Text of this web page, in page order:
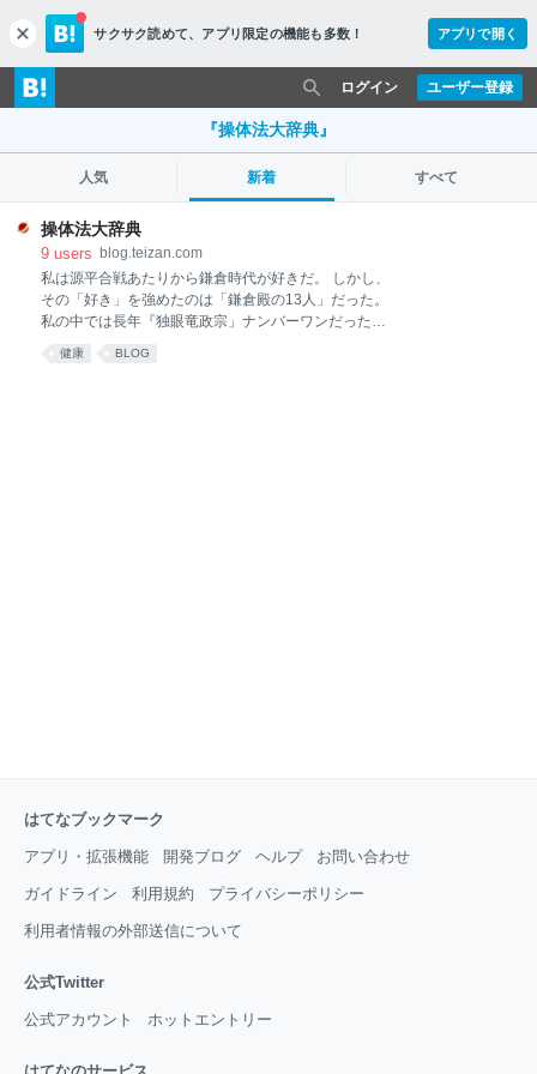
c
l
o
s
サクサク読めて、 アプリ限定の機能も多数！ アプリで開く
ユーザー登録
ログイン
『操体法大辞典』
人気 新着 すべて
操体法大辞典
9 users blog.teizan.com
私は源平合戦あたりから鎌倉時代が好きだ。 しかし、
その「好き」を強めたのは「鎌倉殿の13人」だった。
私の中では長年『独眼竜政宗」ナンバーワンだったの
だが、今や「鎌倉殿」か「新選組！」か「光る君へ」
のどれか迷っている。 大河ドラマ 鎌倉殿の１３人 完
健康 BLOG
はてなブックマーク
アプリ・拡張機能 開発ブログ ヘルプ お問い合わせ
ガイドライン 利用規約 プライバシーポリシー
利用者情報の外部送信について
公式Twitter
公式アカウント ホットエントリー